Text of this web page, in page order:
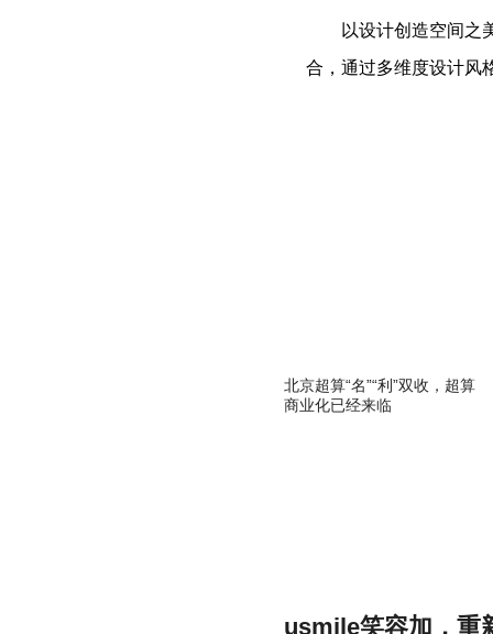
以设计创造空间之
合，通过多维度设计风
北京超算“名”“利”双收，超算
商业化已经来临
usmile笑容加，重